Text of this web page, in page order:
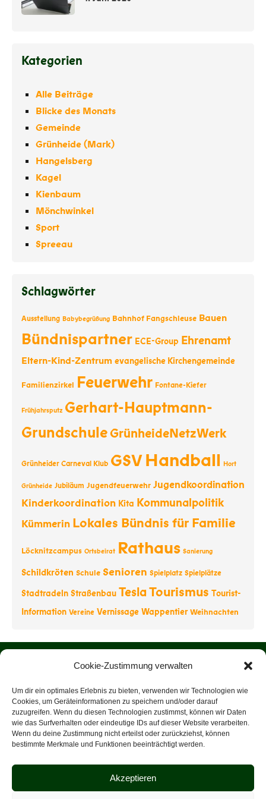
Cookie-Zustimmung verwalten
Um dir ein optimales Erlebnis zu bieten, verwenden wir Technologien wie
Cookies, um Geräteinformationen zu speichern und/oder darauf
zuzugreifen. Wenn du diesen Technologien zustimmst, können wir Daten
wie das Surfverhalten oder eindeutige IDs auf dieser Website verarbeiten.
Wenn du deine Zustimmung nicht erteilst oder zurückziehst, können
bestimmte Merkmale und Funktionen beeinträchtigt werden.
Akzeptieren
Kategorien
Alle Beiträge
Blicke des Monats
Gemeinde
Grünheide (Mark)
Hangelsberg
Kagel
Kienbaum
Mönchwinkel
Sport
Spreeau
Schlagwörter
Ausstellung Babybegrüßung Bahnhof Fangschleuse Bauen
Bündnispartner ECE-Group Ehrenamt
Eltern-Kind-Zentrum evangelische Kirchengemeinde
Familienzirkel Feuerwehr Fontane-Kiefer
Frühjahrsputz Gerhart-Hauptmann-
GrundschuleGrünheideNetzWerk
Grünheider Carneval Klub GSVHandball Hort
Grünheide Jubiläum Jugendfeuerwehr Jugendkoordination
Kinderkoordination Kita Kommunalpolitik
Kümmerin Lokales Bündnis für Familie
Löcknitzcampus Ortsbeirat Rathaus Sanierung
Schildkröten Schule Senioren Spielplatz Spielplätze
Stadtradeln Straßenbau TeslaTourismus Tourist-
Information Vereine Vernissage Wappentier Weihnachten
Über uns
Rathaus
Tourist-Information
Veranstaltungen
Datenschutz